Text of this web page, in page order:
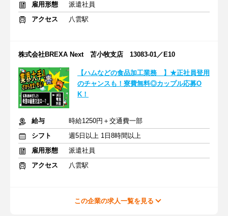
雇用形態
派遣社員
アクセス
八雲駅
株式会社BREXA Next 苫小牧支店 13083-01／E10
【ハムなどの食品加工業務 】★正社員登用
のチャンスも！寮費無料◎カップル応募O
K！
給与
時給1250円＋交通費一部
シフト
週5日以上 1日8時間以上
雇用形態
派遣社員
アクセス
八雲駅
この企業の求人一覧を見る